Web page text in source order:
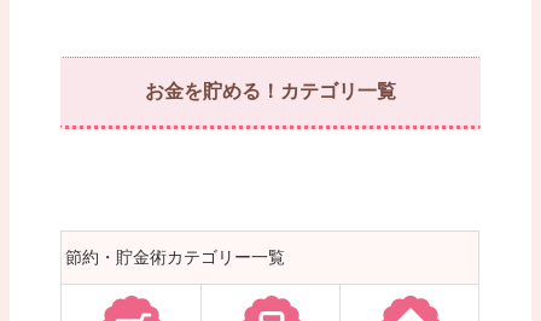
お金を貯める！カテゴリ一覧
節約・貯金術カテゴリー一覧